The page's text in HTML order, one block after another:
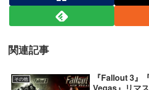
関連記事
その他
『Fallout 3』
Vegas』リマ